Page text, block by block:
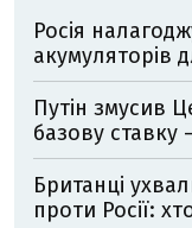
Росія
акумуляторів
Путін змусив
базову ставку
Британці
проти Росії: